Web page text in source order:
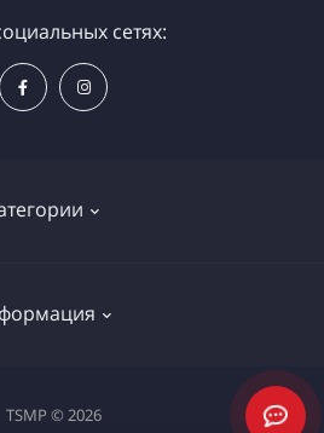
и оплата
сетях:
TSMP © 2026